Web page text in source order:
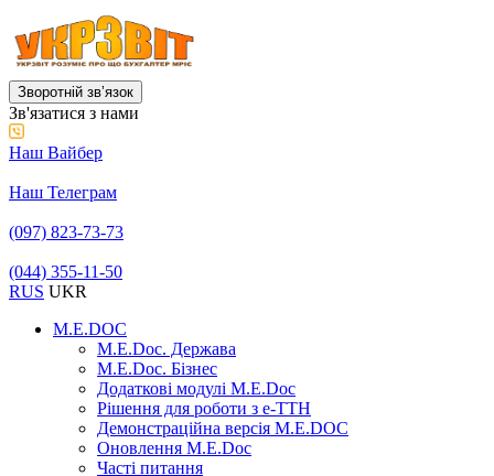
Зворотній звʼязок
Зв'язатися з нами
Наш Вайбер
Наш Телеграм
(097) 823-73-73
(044) 355-11-50
RUS UKR
M.E.DOC
M.E.Doc. Держава
M.E.Doc. Бізнес
Додаткові модулі M.E.Doc
Рішення для роботи з е-ТТН
Демонстраційна версія M.E.DOC
Оновлення M.E.Doc
Часті питання